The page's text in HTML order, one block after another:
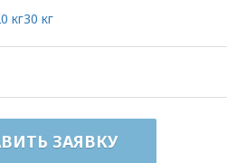
кг30 кг
ЗАЯВКУ